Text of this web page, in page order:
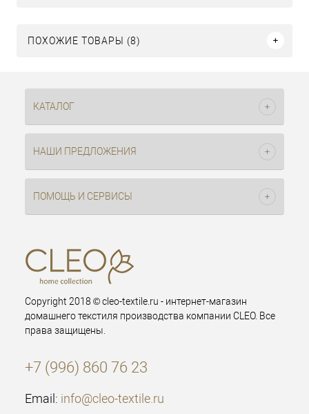
ПОХОЖИЕ ТОВАРЫ (8)
КАТАЛОГ
НАШИ ПРЕДЛОЖЕНИЯ
ПОМОЩЬ И СЕРВИСЫ
Copyright 2018 © cleo-textile.ru - интернет-магазин
домашнего текстиля производства компании CLEO. Все
права защищены.
+7 (996) 860 76 23
Email: info@cleo-textile.ru